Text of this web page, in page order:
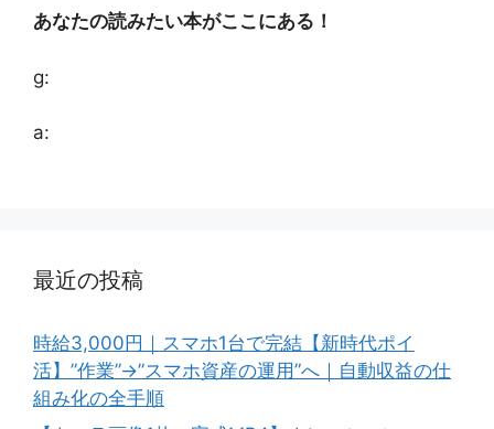
あなたの読みたい本がここにある！
g:
a:
最近の投稿
時給3,000円｜スマホ1台で完結【新時代ポイ
活】”作業”→”スマホ資産の運用”へ｜自動収益の仕
組み化の全手順